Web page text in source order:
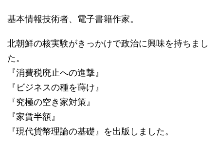
基本情報技術者、電子書籍作家。
北朝鮮の核実験がきっかけで政治に興味を持ちまし
た。
『消費税廃止への進撃』
『ビジネスの種を蒔け』
『究極の空き家対策』
『家賃半額』
『現代貨幣理論の基礎』を出版しました。